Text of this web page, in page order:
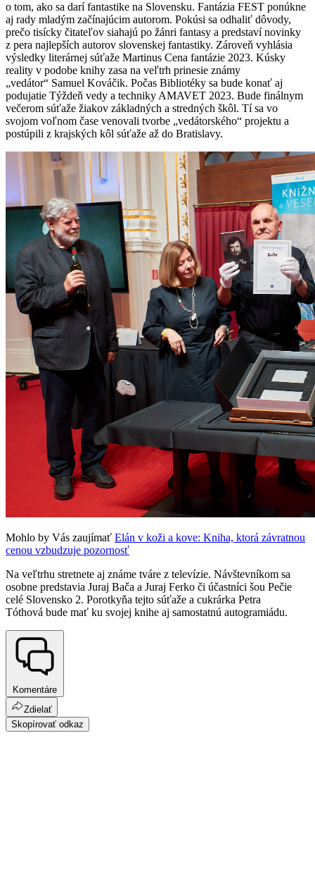
o tom, ako sa darí fantastike na Slovensku. Fantázia FEST ponúkne
aj rady mladým začínajúcim autorom. Pokúsi sa odhaliť dôvody,
prečo tisícky čitateľov siahajú po žánri fantasy a predstaví novinky
z pera najlepších autorov slovenskej fantastiky. Zároveň vyhlásia
výsledky literárnej súťaže Martinus Cena fantázie 2023. Kúsky
reality v podobe knihy zasa na veľtrh prinesie známy
„vedátor“ Samuel Kováčik. Počas Bibliotéky sa bude konať aj
podujatie Týždeň vedy a techniky AMAVET 2023. Bude finálnym
večerom súťaže žiakov základných a stredných škôl. Tí sa vo
svojom voľnom čase venovali tvorbe „vedátorského“ projektu a
postúpili z krajských kôl súťaže až do Bratislavy.
Mohlo by Vás zaujímať Elán v koži a kove: Kniha, ktorá závratnou
cenou vzbudzuje pozornosť
Na veľtrhu stretnete aj známe tváre z televízie. Návštevníkom sa
osobne predstavia Juraj Bača a Juraj Ferko či účastníci šou Pečie
celé Slovensko 2. Porotkyňa tejto súťaže a cukrárka Petra
Tóthová bude mať ku svojej knihe aj samostatnú autogramiádu.
Komentáre
Zdielať
Skopírovať odkaz